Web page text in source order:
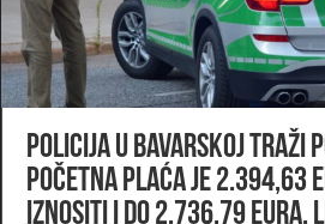
Policija u Bavarskoj traži
Početna plaća je 2.394,63
iznositi i do 2.736,79 eura.